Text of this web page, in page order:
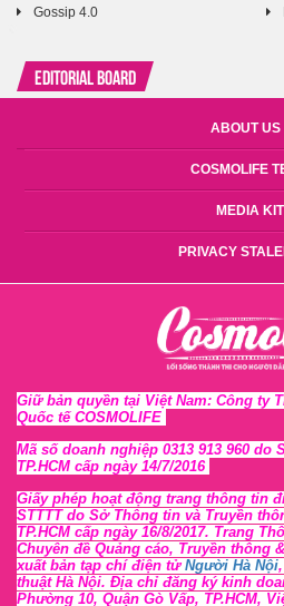
Gossip 4.0
Editorial Board
ABOUT US
COSMOLIFE
MEDIA KIT
PRIVACY
Giữ bản quyền tại Việt Nam: Công ty
Quốc tế COSMOLIFE
Mã số doanh nghiệp 0313 913 960 do
TP.HCM cấp ngày 14/7/2016
Giấy phép hoạt động trang thông tin
STTTT do Sở Thông tin và Truyền
TP.HCM cấp ngày 16/8/2017. Trang
Chuyên đề Quảng cáo, Truyền thông
xuất bản tạp chí điện tử Người Hà Nội
thuật Hà Nội. Địa chỉ đăng ký kinh
Phường 10, Quận Gò Vấp, TP.HCM,